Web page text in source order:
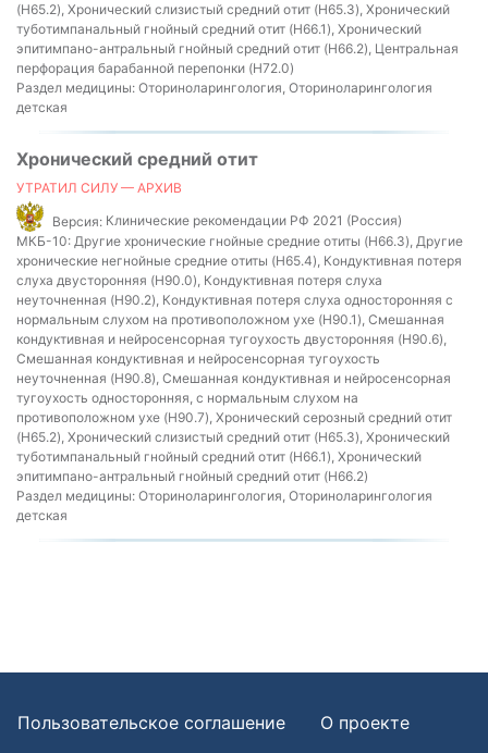
(H65.2), Хронический слизистый средний отит (H65.3), Хронический
туботимпанальный гнойный средний отит (H66.1), Хронический
эпитимпано-антральный гнойный средний отит (H66.2), Центральная
перфорация барабанной перепонки (H72.0)
Раздел медицины: Оториноларингология, Оториноларингология
детская
Хронический средний отит
УТРАТИЛ СИЛУ — АРХИВ
Версия: Клинические рекомендации РФ 2021 (Россия)
МКБ-10: Другие хронические гнойные средние отиты (H66.3), Другие
хронические негнойные средние отиты (H65.4), Кондуктивная потеря
слуха двусторонняя (H90.0), Кондуктивная потеря слуха
неуточненная (H90.2), Кондуктивная потеря слуха односторонняя с
нормальным слухом на противоположном ухе (H90.1), Смешанная
кондуктивная и нейросенсорная тугоухость двусторонняя (H90.6),
Смешанная кондуктивная и нейросенсорная тугоухость
неуточненная (H90.8), Смешанная кондуктивная и нейросенсорная
тугоухость односторонняя, с нормальным слухом на
противоположном ухе (H90.7), Хронический серозный средний отит
(H65.2), Хронический слизистый средний отит (H65.3), Хронический
туботимпанальный гнойный средний отит (H66.1), Хронический
эпитимпано-антральный гнойный средний отит (H66.2)
Раздел медицины: Оториноларингология, Оториноларингология
детская
Пользовательское соглашение
О проекте